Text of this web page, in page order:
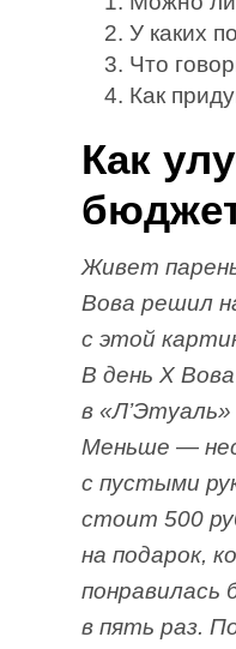
У каких
Что
Как
Как
Живет
Вова решил
с этой
В день Х
в
Меньше —
с пустыми
стоит 500
на подарок,
в пять раз.